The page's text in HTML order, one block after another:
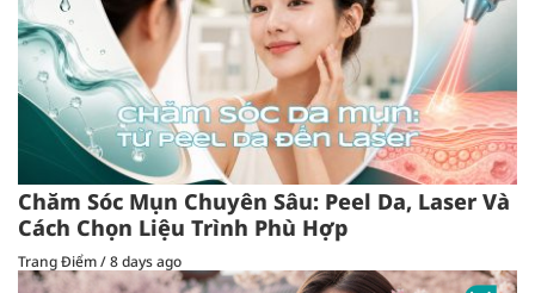
Chăm Sóc Mụn Chuyên Sâu: Peel Da, Laser Và
Cách Chọn Liệu Trình Phù Hợp
Trang Điểm/8 days ago